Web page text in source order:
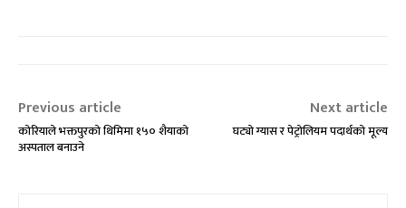
Previous article
कोरियाले भक्तपुरको थिमिमा १५० शैयाको
अस्पताल बनाउने
Next article
घट्यो ग्यास र पेट्रोलियम पदार्थको मूल्य